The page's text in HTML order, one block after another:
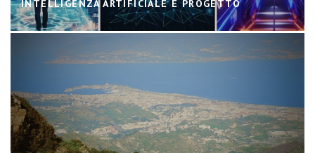
INTELLIGENZA ARTIFICIALE E PROGETTO